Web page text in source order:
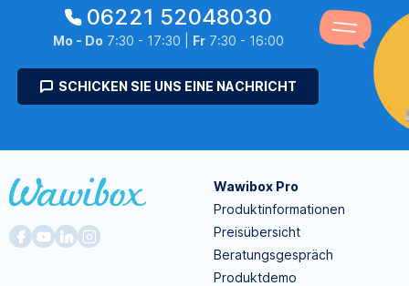
06221 52048030
Mo - Do 7:30 - 17:30 | Fr7:30 - 16:00
SCHICKEN SIE UNS EINE NACHRICHT
Wawibox Pro
Produktinformationen
Preisübersicht
Beratungsgespräch
Produktdemo